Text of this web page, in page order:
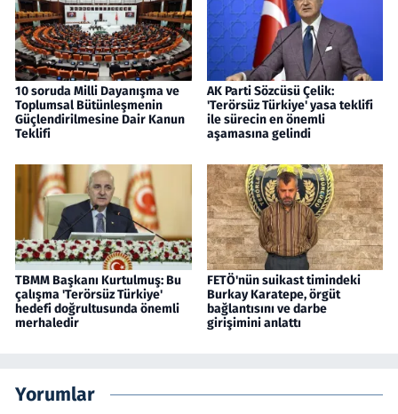
10 soruda Milli Dayanışma ve
Toplumsal Bütünleşmenin
Güçlendirilmesine Dair Kanun
Teklifi
AK Parti Sözcüsü Çelik:
'Terörsüz Türkiye' yasa teklifi
ile sürecin en önemli
aşamasına gelindi
TBMM Başkanı Kurtulmuş: Bu
çalışma 'Terörsüz Türkiye'
hedefi doğrultusunda önemli
merhaledir
FETÖ'nün suikast timindeki
Burkay Karatepe, örgüt
bağlantısını ve darbe
girişimini anlattı
Yorumlar